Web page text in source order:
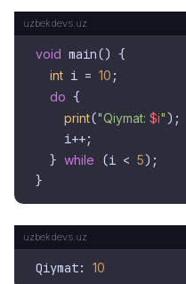
void main() {
int i = 10 ;
do {
print("Qiymat: $i");
    i++;
  }
while (i < 5);
Qiymat: 10